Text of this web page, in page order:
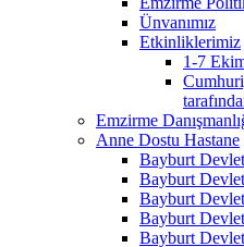
Ünvanımız
Etkinliklerimiz
1-7
Emzirme
Anne Dostu Hastane
Bayburt
Bayburt
Bayburt
Bayburt
Bayburt